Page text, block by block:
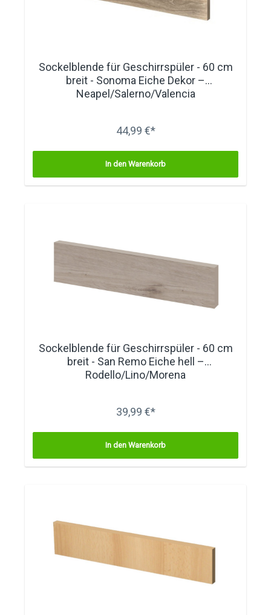
Sockelblende für Geschirrspüler - 60 cm
breit - Sonoma Eiche Dekor –
Neapel/Salerno/Valencia
44,99 €*
In den Warenkorb
Sockelblende für Geschirrspüler - 60 cm
breit - San Remo Eiche hell –
Rodello/Lino/Morena
39,99 €*
In den Warenkorb